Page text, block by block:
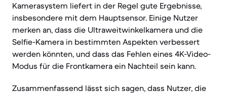
Kamerasystem liefert in der Regel gute Ergebnisse,
insbesondere mit dem Hauptsensor. Einige Nutzer
merken an, dass die Ultraweitwinkelkamera und die
Selfie-Kamera in bestimmten Aspekten verbessert
werden könnten, und dass das Fehlen eines 4K-Video-
Modus für die Frontkamera ein Nachteil sein kann.
Zusammenfassend lässt sich sagen, dass Nutzer, die